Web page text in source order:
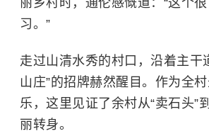
丽乡村时，通伦感慨道：“这个
习。”
走过山清水秀的村口，沿着主干
山庄”的招牌赫然醒目。作为全
乐，这里见证了余村从“卖石头”
丽转身。